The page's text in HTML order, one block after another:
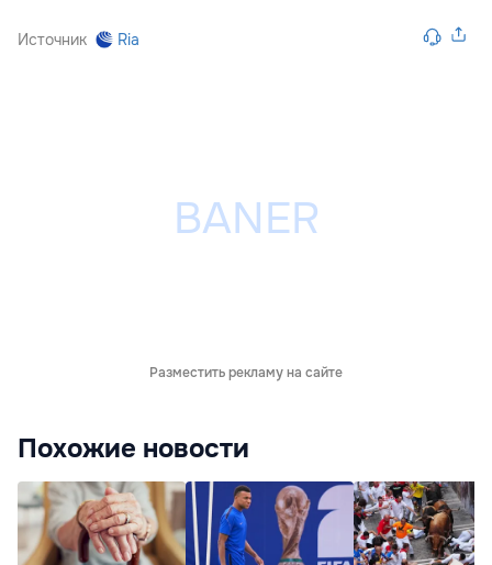
Источник Ria
Разместить рекламу на сайте
Похожие новости